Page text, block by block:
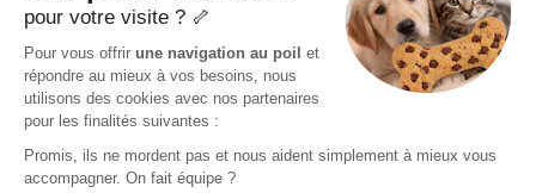
Politique de confidentialité
Politique des Cookies
Accessibilité :
Partiellement conforme
Pas encore client ?
Mail :
adhesion@assuropoil.com
Tel :
01 77 94 89 02